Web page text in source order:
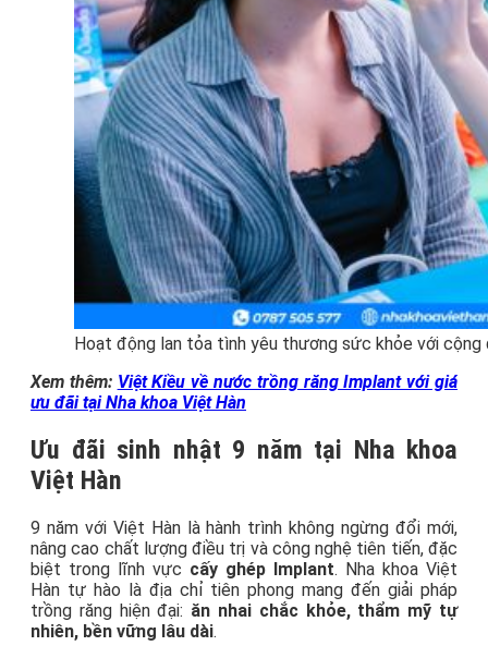
Hoạt động lan tỏa tình yêu thương sức khỏe với cộng
Xem thêm: Việt Kiều về nước trồng răng Implant với giá
ưu đãi tại Nha khoa Việt Hàn
Ưu đãi sinh nhật 9 năm tại Nha khoa
Việt Hàn
9 năm với Việt Hàn là hành trình không ngừng đổi mới,
nâng cao chất lượng điều trị và công nghệ tiên tiến, đặc
biệt trong lĩnh vực cấy ghép Implant. Nha khoa Việt
Hàn tự hào là địa chỉ tiên phong mang đến giải pháp
trồng răng hiện đại: ăn nhai chắc khỏe, thẩm mỹ tự
nhiên, bền vững lâu dài.